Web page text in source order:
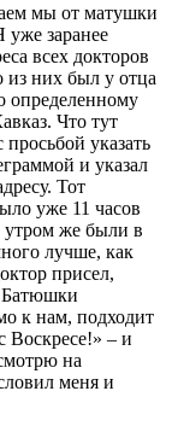
мы от матушки
уже заранее
всех докторов
из них был у отца
определенному
Что тут
указать
и указал
Тот
уже 11 часов
утром же были в
лучше, как
присел,
Батюшки
к нам, подходит
Воскресе!» – и
на
меня и